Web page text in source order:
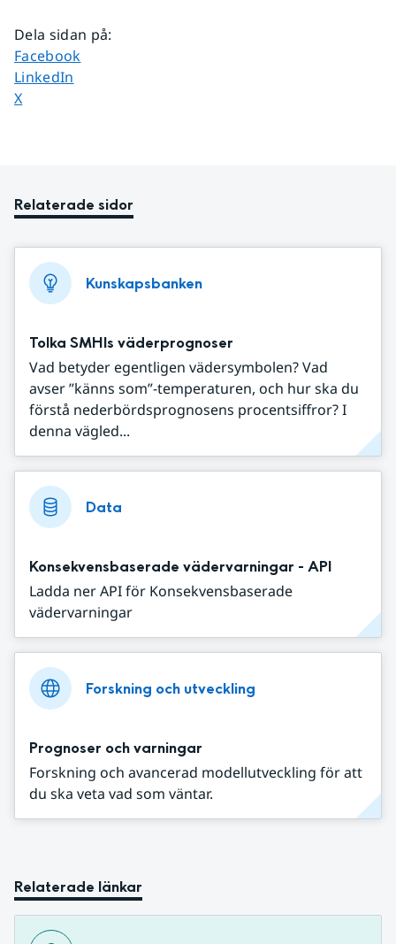
Dela sidan på:
Dela sidan på
Facebook
Dela sidan på
LinkedIn
Dela sidan på
X
Relaterade sidor
Kunskapsbanken
Tolka SMHIs väderprognoser
Vad betyder egentligen vädersymbolen? Vad
avser ”känns som”-temperaturen, och hur ska du
förstå nederbördsprognosens procentsiffror? I
denna vägled...
Data
Konsekvensbaserade vädervarningar - API
Ladda ner API för Konsekvensbaserade
vädervarningar
Forskning och utveckling
Prognoser och varningar
Forskning och avancerad modellutveckling för att
du ska veta vad som väntar.
Relaterade länkar